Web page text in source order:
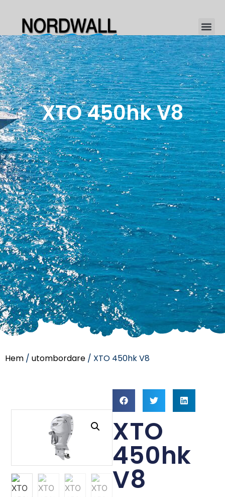
XTO 450hk V8
Hem / utombordare / XTO 450hk V8
XTO
450hk
V8